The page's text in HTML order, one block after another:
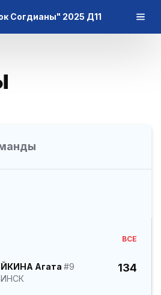
Согдианы" 2025 Д11
ВСЕ
Агата #9
134